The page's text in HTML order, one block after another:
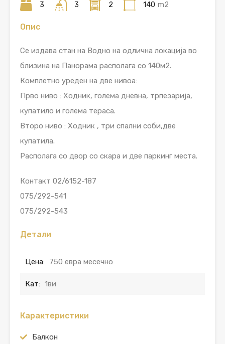
3 3 2 140 m2
Опис
Се издава стан на Водно на одлична локација во
близина на Панорама располага со 140м2.
Комплетно уреден на две нивоа:
Прво ниво : Ходник, голема дневна, трпезарија,
купатило и голема тераса.
Второ ниво : Ходник , три спални соби,две
купатила.
Располага со двор со скара и две паркинг места.
Контакт 02/6152-187
075/292-541
075/292-543
Детали
Цена: 750 евра месечно
Кат: 1ви
Карактеристики
Балкон